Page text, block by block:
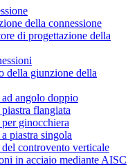
della connessione
di progettazione della
della giunzione della
angolo doppio
flangiata
ginocchiera
piastra singola
controvento verticale
in acciaio mediante AISC